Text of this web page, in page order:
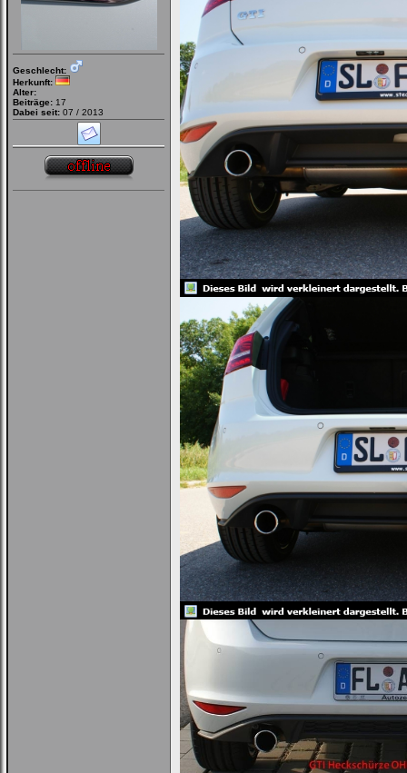
Geschlecht:
Herkunft:
Alter:
Beiträge: 17
Dabei seit: 07 / 2013